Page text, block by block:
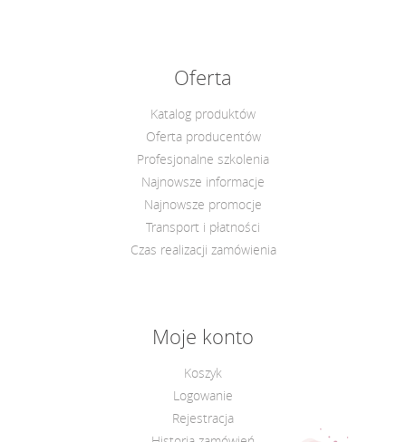
Oferta
Katalog produktów
Oferta producentów
Profesjonalne szkolenia
Najnowsze informacje
Najnowsze promocje
Transport i płatności
Czas realizacji zamówienia
Moje konto
Koszyk
Logowanie
Rejestracja